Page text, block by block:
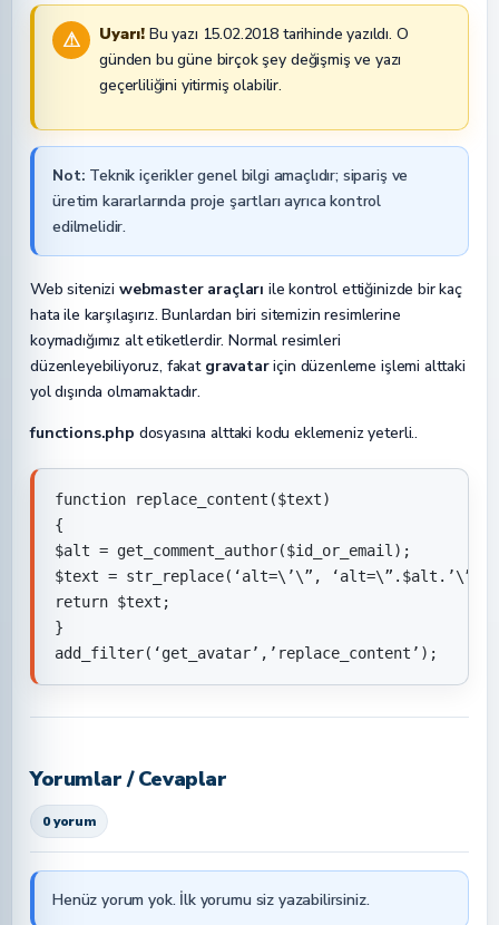
⚠ Uyarı! Bu yazı 15.02.2018 tarihinde yazıldı. O
günden bu güne birçok şey değişmiş ve yazı
geçerliliğini yitirmiş olabilir.
Not: Teknik içerikler genel bilgi amaçlıdır; sipariş ve
üretim kararlarında proje şartları ayrıca kontrol
edilmelidir.
Web sitenizi webmaster araçları ile kontrol ettiğinizde bir kaç
hata ile karşılaşırız. Bunlardan biri sitemizin resimlerine
koymadığımız alt etiketlerdir. Normal resimleri
düzenleyebiliyoruz, fakat gravatariçin düzenleme işlemi alttaki
yol dışında olmamaktadır.
functions.php dosyasına alttaki kodu eklemeniz yeterli..
function replace_content($text)
{
$alt = get_comment_author($id_or_email);
$text = str_replace(‘alt=\’\”,
return $text;
}
add_filter(‘get_avatar’,’replace_content’);
Yorumlar / Cevaplar
0 yorum
Henüz yorum yok. İlk yorumu siz yazabilirsiniz.